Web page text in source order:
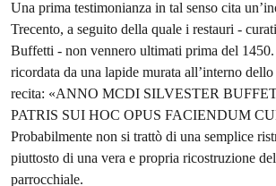
Una prima testimonianza in tal senso cita
Trecento, a seguito della quale i restauri -
Buffetti - non vennero ultimati prima del
ricordata da una lapide murata all’interno
recita: «ANNO MCDI SILVESTER
PATRIS SUI HOC OPUS FACIENDUM
Probabilmente non si trattò di una semplice
piuttosto di una vera e propria ricostruzione
parrocchiale.